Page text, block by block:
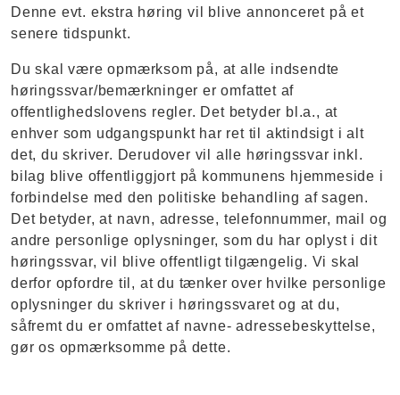
Denne evt. ekstra høring vil blive annonceret på et
senere tidspunkt.
Du skal være opmærksom på, at alle indsendte
høringssvar/bemærkninger er omfattet af
offentlighedslovens regler. Det betyder bl.a., at
enhver som udgangspunkt har ret til aktindsigt i alt
det, du skriver. Derudover vil alle høringssvar inkl.
bilag blive offentliggjort på kommunens hjemmeside i
forbindelse med den politiske behandling af sagen.
Det betyder, at navn, adresse, telefonnummer, mail og
andre personlige oplysninger, som du har oplyst i dit
høringssvar, vil blive offentligt tilgængelig. Vi skal
derfor opfordre til, at du tænker over hvilke personlige
oplysninger du skriver i høringssvaret og at du,
såfremt du er omfattet af navne- adressebeskyttelse,
gør os opmærksomme på dette.